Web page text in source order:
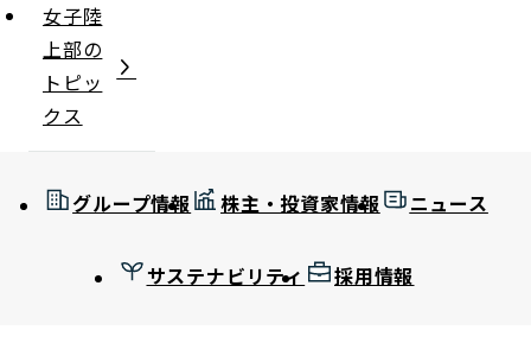
女子陸
上部の
トピッ
クス
グループ情報 株主・投資家情報 ニュース
サステナビリティ 採用情報